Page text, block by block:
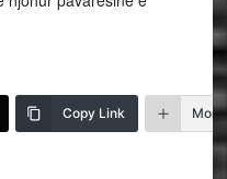
Copy Link More